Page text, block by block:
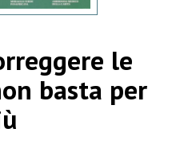
le
basta per